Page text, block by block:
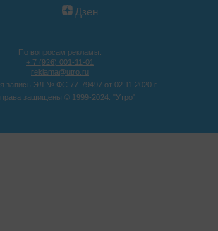
Дзен
По вопросам рекламы:
+ 7 (926) 001-11-01
reklama@utro.ru
запись ЭЛ № ФС 77-79497 от 02.11.2020 г.
защищены © 1999-2024. "Утро"